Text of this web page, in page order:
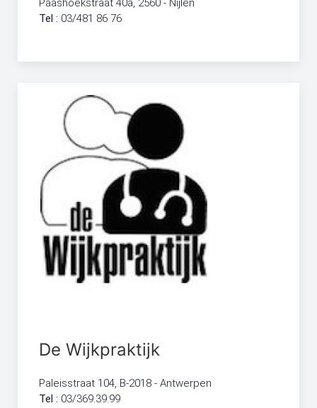
Paashoekstraat 40a, 2560 - Nijlen
Tel : 03/481 86 76
De Wijkpraktijk
Paleisstraat 104, B-2018 - Antwerpen
Tel : 03/369.39.99